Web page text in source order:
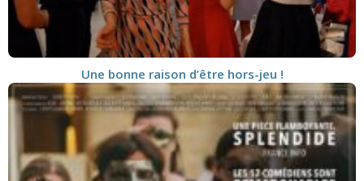
Une bonne raison d’être hors-jeu !